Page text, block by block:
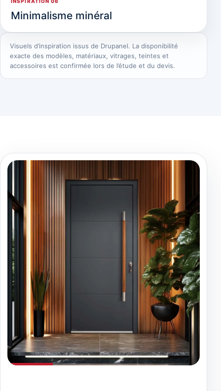
Minimalisme minéral
Visuels d’inspiration issus de Drupanel. La disponibilité
exacte des modèles, matériaux, vitrages, teintes et
accessoires est confirmée lors de l’étude et du devis.